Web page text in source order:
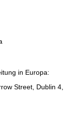
in Europa:
Street, Dublin 4,